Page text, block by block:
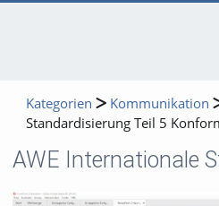
Kategorien Kommunikation
Standardisierung Teil 5